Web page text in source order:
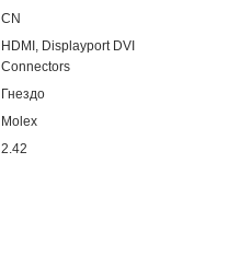
CN
HDMI, Displayport DVI
Connectors
Гнездо
Molex
2.42